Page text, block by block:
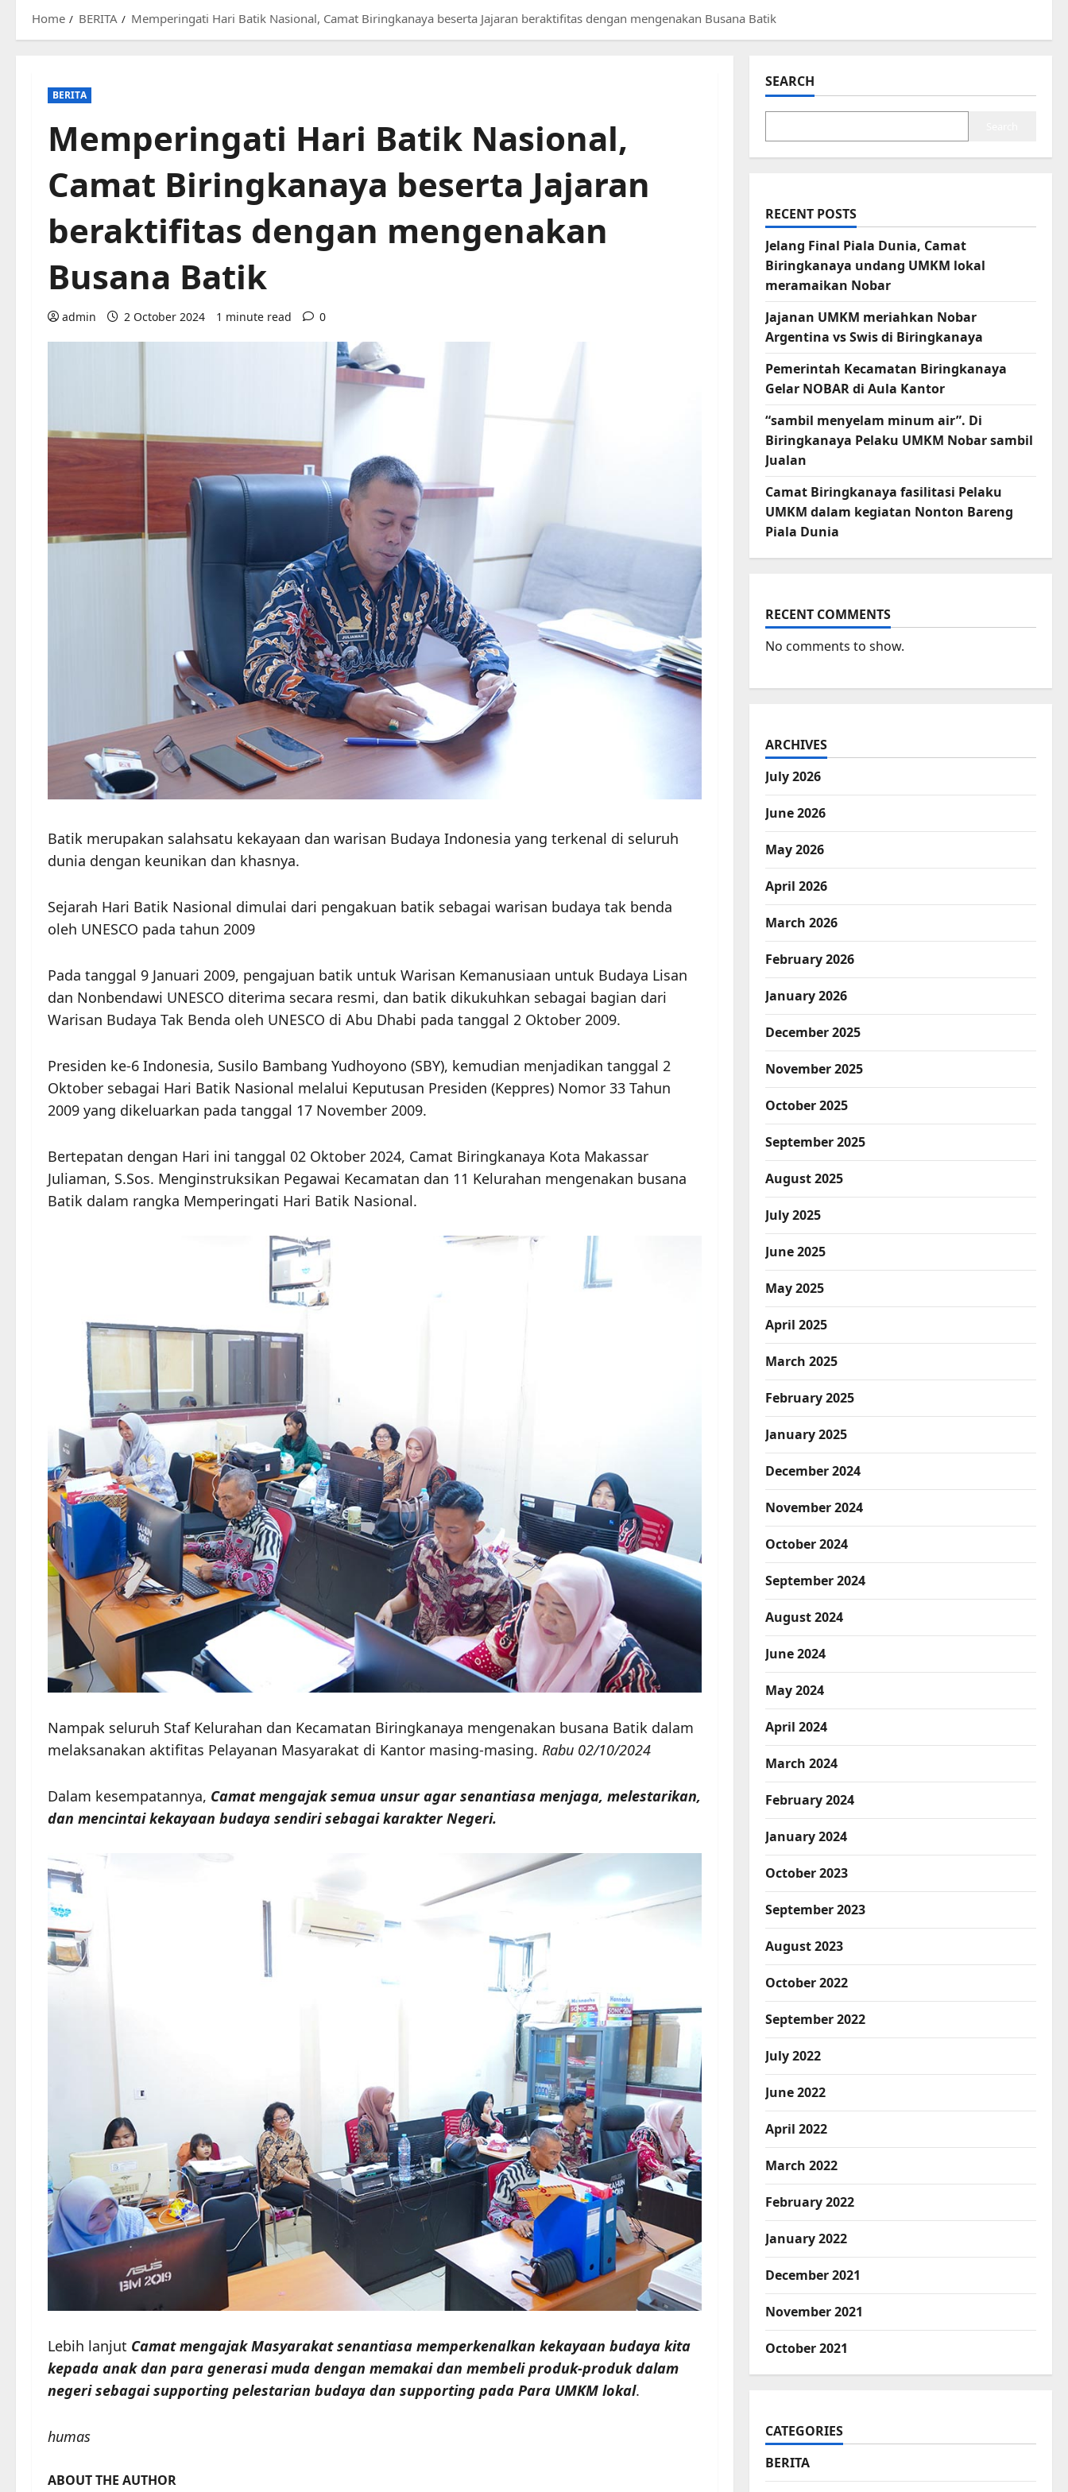
Home BERITA Memperingati Hari Batik Nasional, Camat Biringkanaya beserta Jajaran beraktifitas dengan mengenakan Busana Batik
BERITA
Memperingati Hari Batik Nasional,
Camat Biringkanaya beserta Jajaran
beraktifitas dengan mengenakan
Busana Batik
admin 2 October 2024 1 minute read 0
Batik merupakan salahsatu kekayaan dan warisan Budaya Indonesia yang terkenal di seluruh
dunia dengan keunikan dan khasnya.
Sejarah Hari Batik Nasional dimulai dari pengakuan batik sebagai warisan budaya tak benda
oleh UNESCO pada tahun 2009
Pada tanggal 9 Januari 2009, pengajuan batik untuk Warisan Kemanusiaan untuk Budaya Lisan
dan Nonbendawi UNESCO diterima secara resmi, dan batik dikukuhkan sebagai bagian dari
Warisan Budaya Tak Benda oleh UNESCO di Abu Dhabi pada tanggal 2 Oktober 2009.
Presiden ke-6 Indonesia, Susilo Bambang Yudhoyono (SBY), kemudian menjadikan tanggal 2
Oktober sebagai Hari Batik Nasional melalui Keputusan Presiden (Keppres) Nomor 33 Tahun
2009 yang dikeluarkan pada tanggal 17 November 2009.
Bertepatan dengan Hari ini tanggal 02 Oktober 2024, Camat Biringkanaya Kota Makassar
Juliaman, S.Sos. Menginstruksikan Pegawai Kecamatan dan 11 Kelurahan mengenakan busana
Batik dalam rangka Memperingati Hari Batik Nasional.
Nampak seluruh Staf Kelurahan dan Kecamatan Biringkanaya mengenakan busana Batik dalam
melaksanakan aktifitas Pelayanan Masyarakat di Kantor masing-masing. Rabu 02/10/2024
Dalam kesempatannya, Camat mengajak semua unsur agar senantiasa menjaga, melestarikan,
dan mencintai kekayaan budaya sendiri sebagai karakter Negeri.
Lebih lanjut Camat mengajak Masyarakat senantiasa memperkenalkan kekayaan budaya kita
kepada anak dan para generasi muda dengan memakai dan membeli produk-produk dalam
negeri sebagai supporting pelestarian budaya dan supporting pada Para UMKM lokal.
humas
ABOUT THE AUTHOR
SEARCH
RECENT POSTS
Jelang Final Piala Dunia, Camat
Biringkanaya undang UMKM lokal
meramaikan Nobar
Jajanan UMKM meriahkan Nobar
Argentina vs Swis di Biringkanaya
Pemerintah Kecamatan Biringkanaya
Gelar NOBAR di Aula Kantor
“sambil menyelam minum air”. Di
Biringkanaya Pelaku UMKM Nobar sambil
Jualan
Camat Biringkanaya fasilitasi Pelaku
UMKM dalam kegiatan Nonton Bareng
Piala Dunia
RECENT COMMENTS
No comments to show.
ARCHIVES
July 2026
June 2026
May 2026
April 2026
March 2026
February 2026
January 2026
December 2025
November 2025
October 2025
September 2025
August 2025
July 2025
June 2025
May 2025
April 2025
March 2025
February 2025
January 2025
December 2024
November 2024
October 2024
September 2024
August 2024
June 2024
May 2024
April 2024
March 2024
February 2024
January 2024
October 2023
September 2023
August 2023
October 2022
September 2022
July 2022
June 2022
April 2022
March 2022
February 2022
January 2022
December 2021
November 2021
October 2021
CATEGORIES
BERITA